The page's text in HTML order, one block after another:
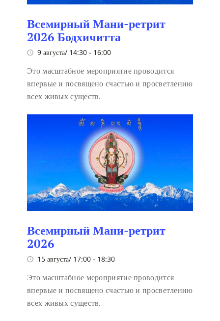
Всемирный Мани-ретрит
2026 Бодхичитта
9 августа/ 14:30 - 16:00
Это масштабное мероприятие проводится
впервые и посвящено счастью и просветлению
всех живых существ.
Всемирный Мани-ретрит
2026
15 августа/ 17:00 - 18:30
Это масштабное мероприятие проводится
впервые и посвящено счастью и просветлению
всех живых существ.